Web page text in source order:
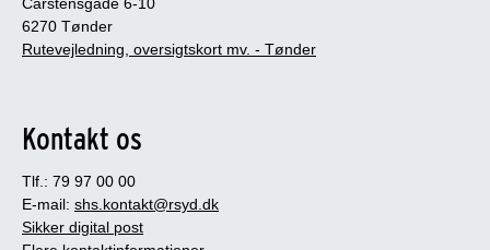
6270 Tønder
Rutevejledning, oversigtskort mv. - Tønder
Kontakt os
Tlf.: 79 97 00 00
E-mail: shs.kontakt@rsyd.dk
Sikker digital post